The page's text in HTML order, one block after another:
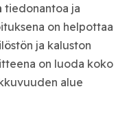
tiedonantoa ja
on helpottaa
ja kaluston
on luoda koko
alue